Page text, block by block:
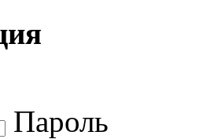
Пароль